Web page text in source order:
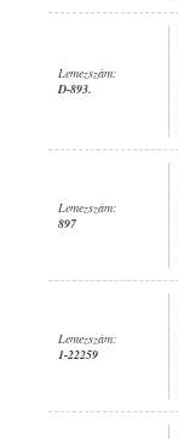
Lemezszám:
D-893.
Lemezszám:
897
Lemezszám:
1-22259